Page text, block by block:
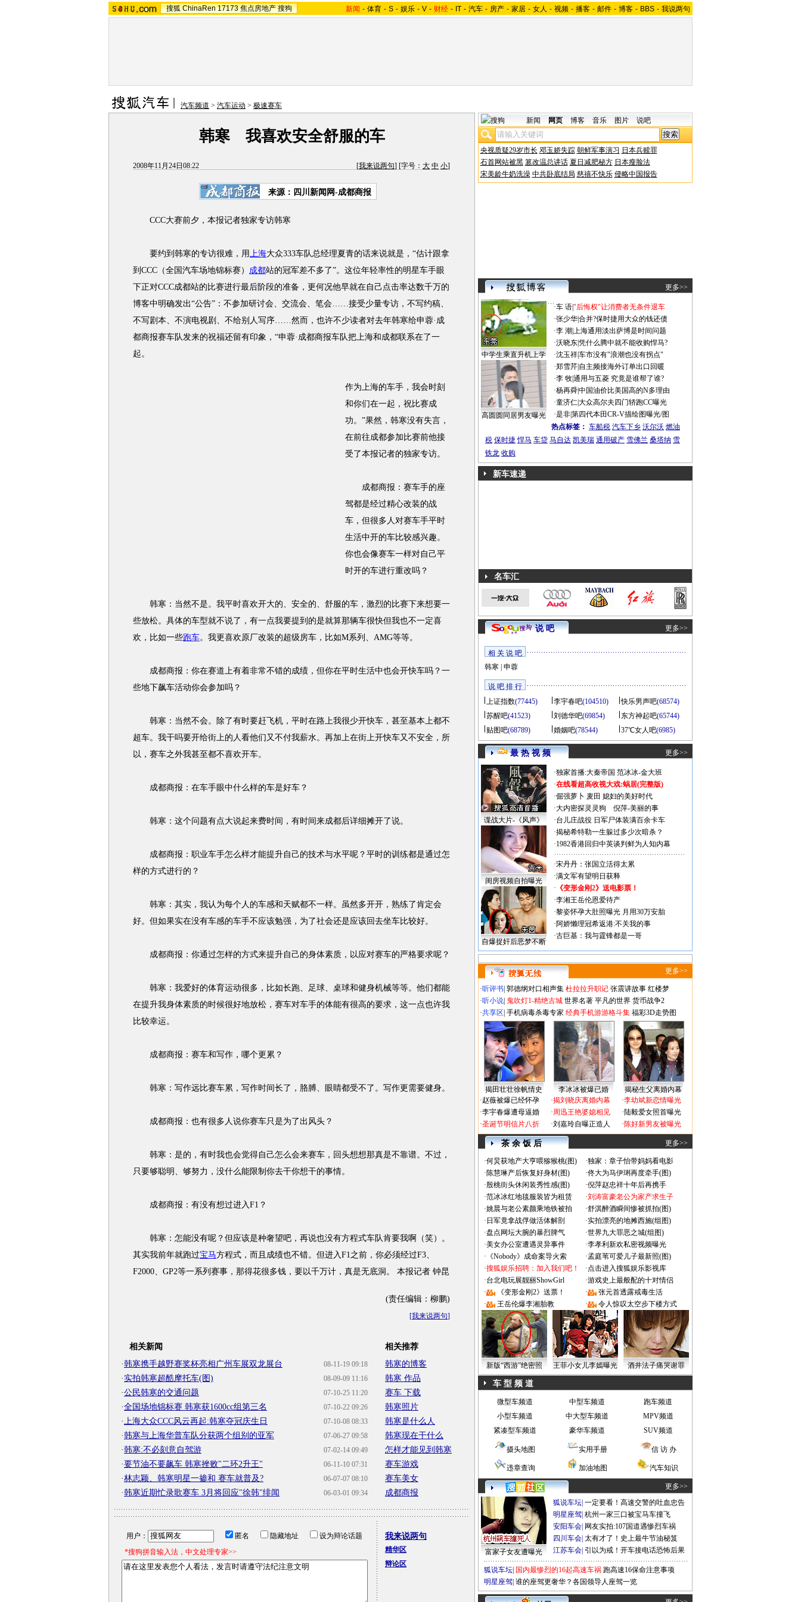
搜狐 ChinaRen 17173 焦点房地产 搜狗 新闻 - 体育 - S - 娱乐 - V - 财经 - IT - 汽车 - 房产 - 家居 - 女人 - 视频 - 播客 - 邮件 - 博客 - BBS - 我说两句
汽车频道 > 汽车运动 > 极速赛车
韩寒 我喜欢安全舒服的车
2008年11月24日08:22 [我来说两句] [字号： 大 中 小]
来源：四川新闻网-成都商报
CCC大赛前夕，本报记者独家专访韩寒
要约到韩寒的专访很难，用上海大众333车队总经理夏青的话来说就是，“估计跟拿
到CCC（全国汽车场地锦标赛） 成都站的冠军差不多了”。这位年轻率性的明星车手眼
下正对CCC成都站的比赛进行最后阶段的准备，更何况他早就在自己点击率达数千万的
博客中明确发出“公告”：不参加研讨会、交流会、笔会……接受少量专访，不写约稿、
不写剧本、不演电视剧、不给别人写序……然而，也许不少读者对去年韩寒给申蓉·成
都商报赛车队发来的祝福还留有印象，“申蓉·成都商报车队把上海和成都联系在了一
起。
作为上海的车手，我会时刻
和你们在一起，祝比赛成
功。”果然，韩寒没有失言，
在前往成都参加比赛前他接
受了本报记者的独家专访。
成都商报：赛车手的座
驾都是经过精心改装的战
车，但很多人对赛车手平时
生活中开的车比较感兴趣。
你也会像赛车一样对自己平
时开的车进行重改吗？
韩寒：当然不是。我平时喜欢开大的、安全的、舒服的车，激烈的比赛下来想要一
些放松。具体的车型就不说了，有一点我要提到的是就算那辆车很快但我也不一定喜
欢，比如一些跑车。我更喜欢原厂改装的超级房车，比如M系列、AMG等等。
成都商报：你在赛道上有着非常不错的成绩，但你在平时生活中也会开快车吗？一
些地下飙车活动你会参加吗？
韩寒：当然不会。除了有时要赶飞机，平时在路上我很少开快车，甚至基本上都不
超车。我干吗要开给街上的人看他们又不付我薪水。再加上在街上开快车又不安全，所
以，赛车之外我甚至都不喜欢开车。
成都商报：在车手眼中什么样的车是好车？
韩寒：这个问题有点大说起来费时间，有时间来成都后详细摊开了说。
成都商报：职业车手怎么样才能提升自己的技术与水平呢？平时的训练都是通过怎
样的方式进行的？
韩寒：其实，我认为每个人的车感和天赋都不一样。虽然多开开，熟练了肯定会
好。但如果实在没有车感的车手不应该勉强，为了社会还是应该回去坐车比较好。
成都商报：你通过怎样的方式来提升自己的身体素质，以应对赛车的严格要求呢？
韩寒：我爱好的体育运动很多，比如长跑、足球、桌球和健身机械等等。他们都能
在提升我身体素质的时候很好地放松，赛车对车手的体能有很高的要求，这一点也许我
比较幸运。
成都商报：赛车和写作，哪个更累？
韩寒：写作远比赛车累，写作时间长了，胳膊、眼睛都受不了。写作更需要健身。
成都商报：也有很多人说你赛车只是为了出风头？
韩寒：是的，有时我也会觉得自己怎么会来赛车，回头想想那真是不靠谱。不过，
只要够聪明、够努力，没什么能限制你去干你想干的事情。
成都商报：有没有想过进入F1？
韩寒：怎能没有呢？但应该是种奢望吧，再说也没有方程式车队肯要我啊（笑）。
其实我前年就跑过宝马方程式，而且成绩也不错。但进入F1之前，你必须经过F3、
F2000、GP2等一系列赛事，那得花很多钱，要以千万计，真是无底洞。 本报记者 钟昆
(责任编辑：柳鹏)
[我来说两句]
相关新闻
08-11-19 09:18
·韩寒携手越野赛奖杯亮相广州车展双龙展台
08-09-09 11:16
·实拍韩寒超酷摩托车(图)
07-10-25 11:20
·公民韩寒的交通问题
07-10-22 09:26
·全国场地锦标赛 韩寒获1600cc组第三名
07-10-08 08:33
·上海大众CCC风云再起:韩寒夺冠庆生日
07-06-27 09:58
·韩寒与上海华普车队分获两个组别的亚军
07-02-14 09:49
·韩寒:不必刻意自驾游
06-11-10 07:31
·要节油不要飙车 韩寒挫败"二环2升王"
06-07-07 08:10
·林志颖、韩寒明星一掺和 赛车就普及?
06-03-01 09:34
·韩寒近期忙录歌赛车 3月将回应"徐韩"绯闻
相关推荐
韩寒的博客
韩寒 作品
赛车 下载
韩寒照片
韩寒是什么人
韩寒现在干什么
怎样才能见到韩寒
赛车游戏
赛车美女
成都商报
用户： 匿名 隐藏地址
设为辩论话题
*搜狗拼音输入法，中文处理专家>>
我来说两句
精华区
辩论区
新闻 网页 博客 音乐 图片 说吧
央视质疑29岁市长 邓玉娇失踪 朝鲜军事演习 日本兵赎罪
石首网站被黑 篡改温总讲话 夏日减肥秘方 日本瘦脸法
宋美龄牛奶洗澡 中共卧底结局 慈禧不快乐 侵略中国报告
更多>>
中学生乘直升机上学
高圆圆同居男友曝光
·车 语|"后悔权"让消费者无条件退车
·张少华|合并?保时捷用大众的钱还债
·李 潮 上海通用淡出萨博是时间问题
·沃晓东|凭什么腾中就不能收购悍马?
·沈玉祥|车市没有"浪潮也没有拐点"
·郑雪芹| 自主频接海外订单出口回暖
·李 牧|通用与五菱 究竟是谁帮了谁?
·杨再舜|中国油价比美国高的N多理由
·童济仁|大众高尔夫四门轿跑CC曝光
·是非|第四代本田CR-V描绘图曝光/图
热点标签： 车船税 汽车下乡 沃尔沃 燃油
税 保时捷 悍马 车贷 马自达 凯美瑞 通用破产 雪佛兰 桑塔纳 雪
铁龙 收购
新车速递
名车汇
说 吧 更多>>
相 关 说 吧
韩寒| 申蓉
说 吧 排 行
上证指数(77445) 李宇春吧(104510) 快乐男声吧(68574)
苏醒吧(41523) 刘德华吧(69854) 东方神起吧(65744)
贴图吧(68789) 婚姻吧(78544) 37℃女人吧(6985)
最 热 视 频 更多>>
谍战大片-《风声》
闺房视频自拍曝光
自爆捉奸后恶梦不断
·独家首播:大秦帝国 范冰冰-金大班
·在线看超高收视大戏:蜗居(完整版)
·倔强萝卜 麦田 媳妇的美好时代
·大内密探灵灵狗
倪萍-美丽的事
·台儿庄战役 日军尸体装满百余卡车
·揭秘希特勒一生躲过多少次暗杀？
·1982香港回归中英谈判鲜为人知内幕
·宋丹丹：张国立活得太累
·满文军有望明日获释
· 《变形金刚2》送电影票！
·李湘王岳伦恩爱待产
·黎姿怀孕大肚照曝光 月用30万安胎
·阿娇懒理冠希返港:不关我的事
·古巨基：我与霆锋都是一哥
更多>>
·听评书 郭德纲对口相声集 杜拉拉升职记 张震讲故事 红楼梦
·听小说 鬼吹灯1-精绝古城 世界名著 平凡的世界 货币战争2
·共享区 手机病毒杀毒专家 经典手机游游格斗集 福彩3D走势图
揭田壮壮徐帆情史 李冰冰被爆已婚
揭秘生父离婚内幕
·赵薇被爆已经怀孕
·李宇春爆遭母逼婚
·圣诞节明信片八折
·揭刘晓庆离婚内幕
·周迅王艳婆媳相见
·刘嘉玲自曝正造人
·李幼斌新恋情曝光
·陆毅爱女照首曝光
·陈好新男友被曝光
茶 余 饭 后 更多>>
·何炅获地产大亨喂猕猴桃(图) ·独家：章子怡带妈妈看电影
·陈慧琳产后恢复好身材(图) ·佟大为马伊琍再度牵手(图)
·殷桃街头休闲装秀性感(图) ·倪萍赵忠祥十年后再携手
·范冰冰红地毯服装皆为租赁 ·刘涛富豪老公为家产求生子
·姚晨与老公素颜乘地铁被拍 ·舒淇醉酒瞬间惨被抓拍(图)
· 日军竟拿战俘做活体解剖 ·实拍漂亮的地摊西施(组图)
·盘点网坛大腕的暴烈脾气 ·世界九大罪恶之城(组图)
·美女办公室遭遇灵异事件 ·李孝利新欢私密视频曝光
· 《Nobody》成命案导火索 ·孟庭苇可爱儿子最新照(图)
·搜狐娱乐招聘：加入我们吧！ ·点击进入搜狐娱乐影视库
·台北电玩展靓丽ShowGirl ·游戏史上最般配的十对情侣
·
《变形金刚2》送票！ ·
张元首透露戒毒生活
·
王岳伦爆李湘胎教 · 令人惊叹太空步下楼方式
新版“西游”绝密照 王菲小女儿李嫣曝光 酒井法子痛哭谢罪
车 型 频 道
微型车频道 中型车频道
跑车频道
小型车频道
中大型车频道
MPV频道
紧凑型车频道
豪华车频道 SUV频道
摄头地图 实用手册 信 访 办
违章查询 加油地图 汽车知识
更多>>
富家子女友遭曝光
狐说车坛 一定要看！高速交警的吐血忠告
明星座驾 杭州一家三口被宝马车撞飞
安阳车会 网友实拍:107国道遇惨烈车祸
四川车会 太有才了！史上最牛节油秘笈
江苏车会 引以为戒！开车接电话恐怖后果
狐说车坛 国内最惨烈的16起高速车祸 跑高速16保命注意事项
明星座驾 谁的座驾更奢华？各国领导人座驾一览